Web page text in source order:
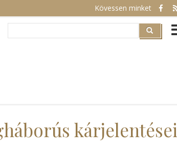
Kövessen minket
Search
kárjelentései